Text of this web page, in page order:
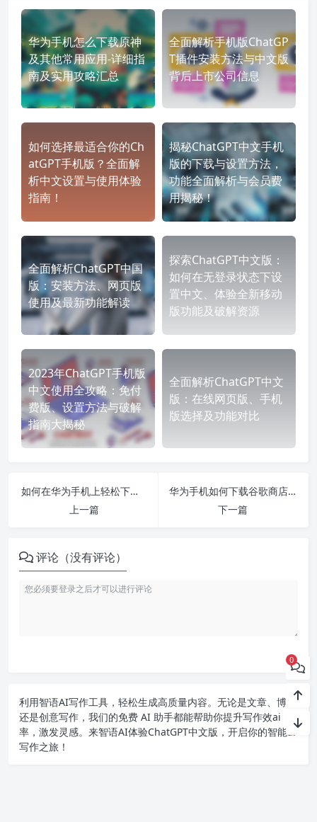
华为手机怎么下载原神
及其他常用应用-详细指
南及实用攻略汇总
全面解析手机版ChatGP
T插件安装方法与中文版
背后上市公司信息
如何选择最适合你的Ch
atGPT手机版？全面解
析中文设置与使用体验
指南！
揭秘ChatGPT中文手机
版的下载与设置方法，
功能全面解析与会员费
用揭秘！
全面解析ChatGPT中国
版：安装方法、网页版
使用及最新功能解读
探索ChatGPT中文版：
如何在无登录状态下设
置中文、体验全新移动
版功能及破解资源
2023年ChatGPT手机版
中文使用全攻略：免付
费版、设置方法与破解
指南大揭秘
全面解析ChatGPT中文
版：在线网页版、手机
版选择及功能对比
如何在华为手机上轻松下载和使用中文版本ChatGPT及相关应用教程
上一篇
华为手机如何下载谷歌商店及热门应用攻略-让你轻松畅享国际应用无障碍
下一篇
评论（没有评论）
利用智语AI写作工具，轻松生成高质量内容。无论是文章、博客
还是创意写作，我们的免费 AI 助手都能帮助你提升写作效ai
率，激发灵感。来智语AI体验ChatGPT中文版 ，开启你的智能ai
写作之旅！
0